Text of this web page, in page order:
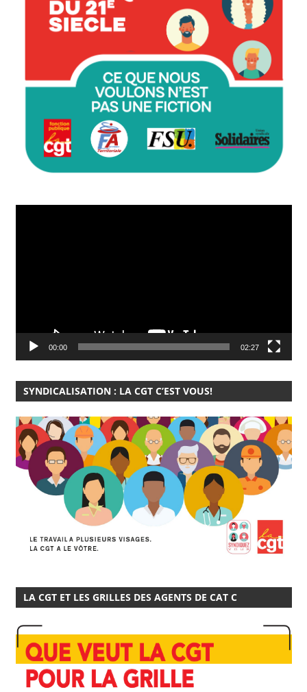
00:00 02:27
SYNDICALISATION : LA CGT C’EST VOUS!
LA CGT ET LES GRILLES DES AGENTS DE CAT C